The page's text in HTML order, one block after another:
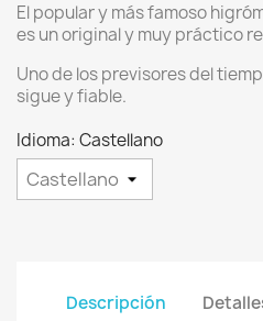
El popular y más famoso
es un original y muy práctico
Uno de los previsores del
sigue y fiable.
Idioma: Castellano
Descripción